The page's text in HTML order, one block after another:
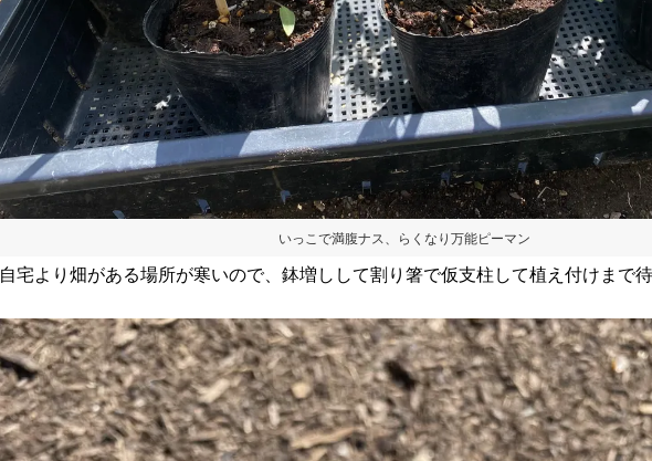
いっこで満腹ナス、らくなり万能ピーマン
自宅より畑がある場所が寒いので、鉢増しして割り箸で仮支柱して植え付けまで